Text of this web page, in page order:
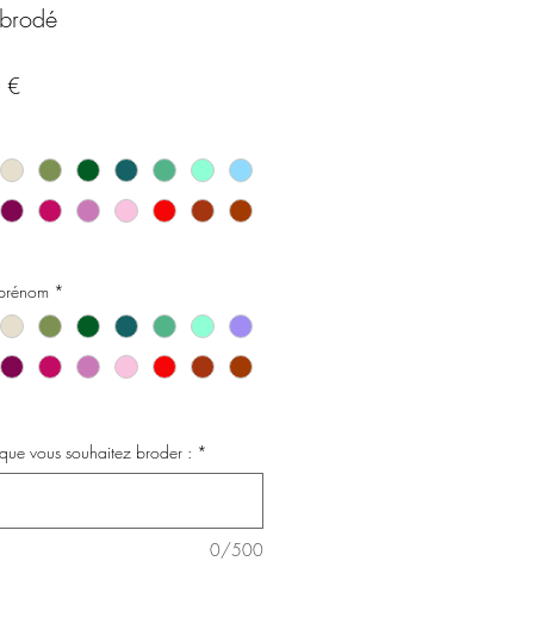
€
*
vous souhaitez broder : *
0/500